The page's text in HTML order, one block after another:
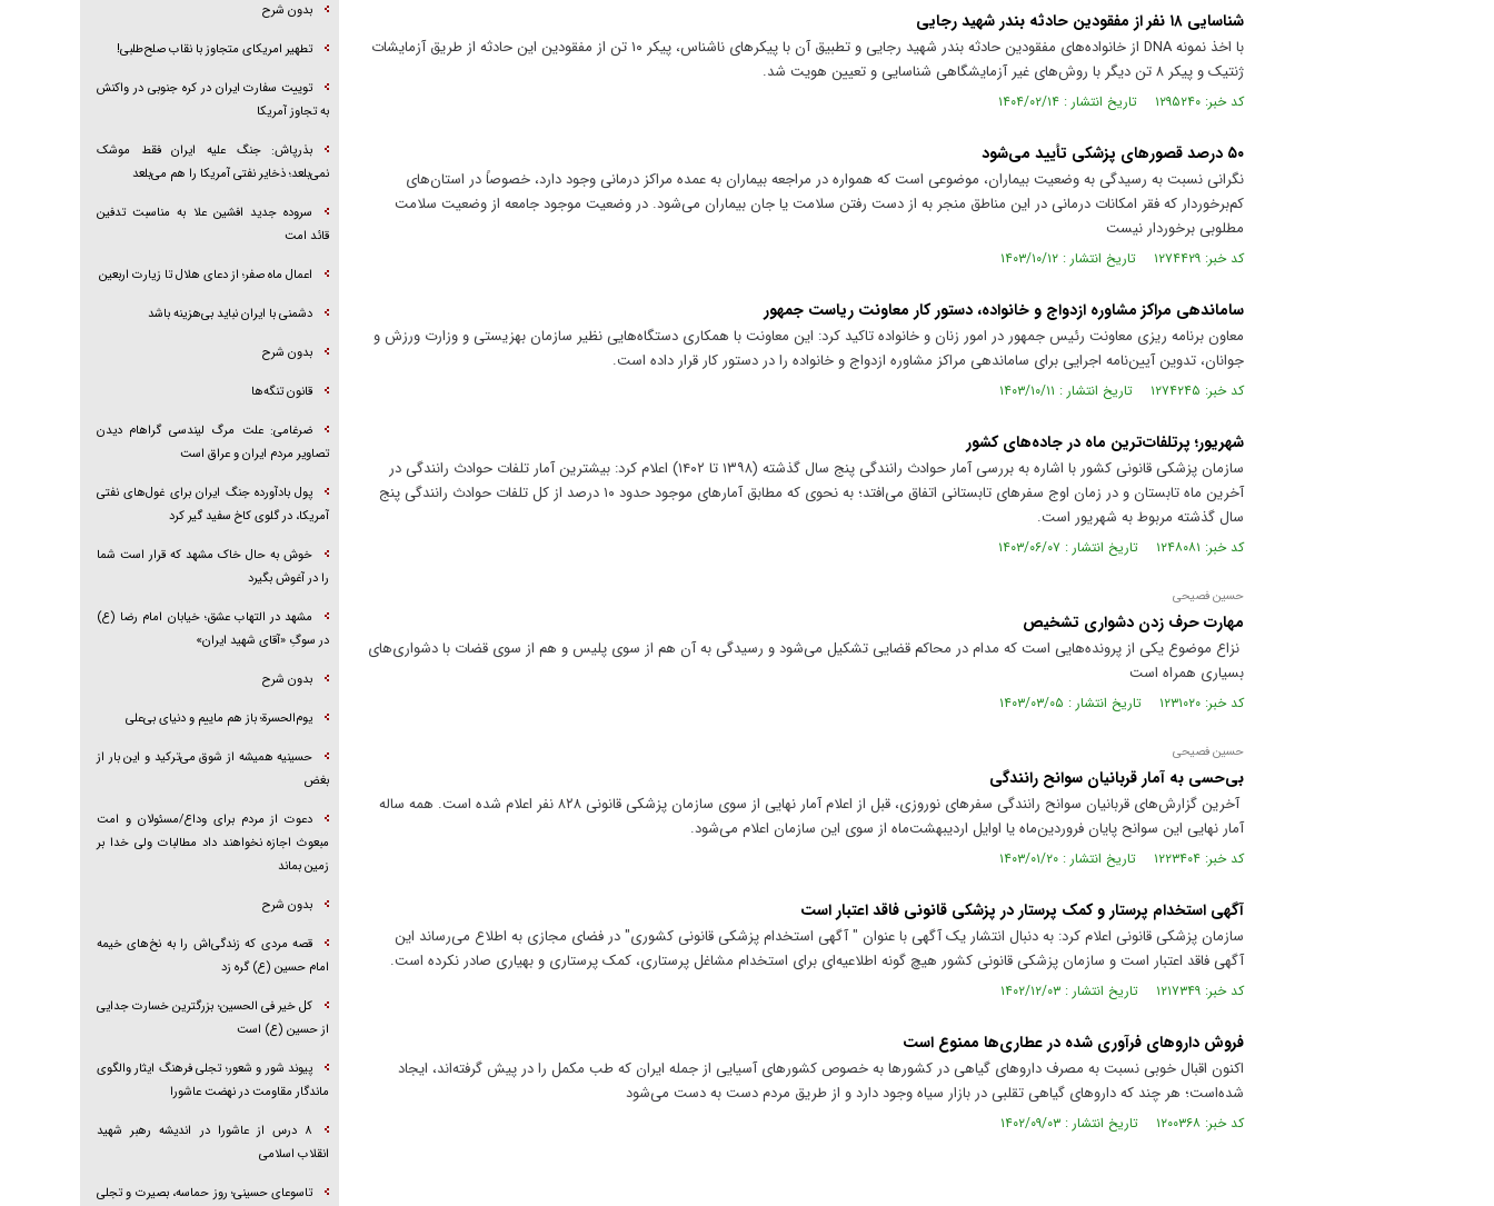
شناسایی ۱۸ نفر از مفقودین حادثه بندر شهید رجایی
با اخذ نمونه DNA از خانواده‌های مفقودین حادثه بندر شهید رجایی و تطبیق آن با پیکر‌های ناشناس، پیکر ۱۰ تن از مفقودین این حادثه از طریق آزمایشات
ژنتیک و پیکر ۸ تن دیگر با روش‌های غیر آزمایشگاهی شناسایی و تعیین هویت شد.
کد خبر: ۱۲۹۵۲۴۰ تاریخ انتشار : ۱۴۰۴/۰۲/۱۴
۵۰ درصد قصور‌های پزشکی تأیید می‌شود
نگرانی نسبت به رسیدگی به وضعیت بیماران، موضوعی است که همواره در مراجعه بیماران به عمده مراکز درمانی وجود دارد، خصوصاً در استان‌های
کم‌برخوردار که فقر امکانات درمانی در این مناطق منجر به از دست رفتن سلامت یا جان بیماران می‌شود. در وضعیت موجود جامعه از وضعیت سلامت
مطلوبی برخوردار نیست
کد خبر: ۱۲۷۴۴۲۹ تاریخ انتشار : ۱۴۰۳/۱۰/۱۲
ساماندهی مراکز مشاوره ازدواج و خانواده، دستور کار معاونت ریاست جمهور
معاون برنامه ریزی معاونت رئیس جمهور در امور زنان و خانواده تاکید کرد: این معاونت با همکاری دستگاه‌هایی نظیر سازمان بهزیستی و وزارت ورزش و
جوانان، تدوین آیین‌نامه اجرایی برای ساماندهی مراکز مشاوره ازدواج و خانواده را در دستور کار قرار داده است.
کد خبر: ۱۲۷۴۲۴۵ تاریخ انتشار : ۱۴۰۳/۱۰/۱۱
شهریور؛ پرتلفات‌ترین ماه در جاده‌های کشور
سازمان پزشکی قانونی کشور با اشاره به بررسی آمار حوادث رانندگی پنج سال گذشته (۱۳۹۸ تا ۱۴۰۲) اعلام کرد: بیشترین آمار تلفات حوادث رانندگی در
آخرین ماه تابستان و در زمان اوج سفرهای تابستانی اتفاق می‌افتد؛ به نحوی که مطابق آمارهای موجود حدود ۱۰ درصد از کل تلفات حوادث رانندگی پنج
سال گذشته مربوط به شهریور است.
کد خبر: ۱۲۴۸۰۸۱ تاریخ انتشار : ۱۴۰۳/۰۶/۰۷
حسین فصیحی
مهارت حرف زدن دشواری تشخیص
نزاع موضوع یکی از پرونده‌هایی است که مدام در محاکم قضایی تشکیل می‌شود و رسیدگی به آن هم از سوی پلیس و هم از سوی قضات با دشواری‌های
بسیاری همراه است
کد خبر: ۱۲۳۱۰۲۰ تاریخ انتشار : ۱۴۰۳/۰۳/۰۵
حسین فصیحی
بی‌حسی به آمار قربانیان سوانح رانندگی
آخرین گزارش‌های قربانیان سوانح رانندگی سفر‌های نوروزی، قبل از اعلام آمار نهایی از سوی سازمان پزشکی قانونی ۸۲۸ نفر اعلام شده است. همه ساله
آمار نهایی این سوانح پایان فروردین‌ماه یا اوایل اردیبهشت‌ماه از سوی این سازمان اعلام می‌شود.
کد خبر: ۱۲۲۳۴۰۴ تاریخ انتشار : ۱۴۰۳/۰۱/۲۰
آگهی استخدام پرستار و کمک پرستار در پزشکی قانونی فاقد اعتبار است
سازمان پزشکی قانونی اعلام کرد: به دنبال انتشار یک آگهی با عنوان " آگهی استخدام پزشکی قانونی کشوری" در فضای مجازی به اطلاع می‌رساند این
آگهی فاقد اعتبار است و سازمان پزشکی قانونی کشور هیچ گونه اطلاعیه‌ای برای استخدام مشاغل پرستاری، کمک پرستاری و بهیاری صادر نکرده است.
کد خبر: ۱۲۱۷۳۴۹ تاریخ انتشار : ۱۴۰۲/۱۲/۰۳
فروش دارو‌های فرآوری شده در عطاری‌ها ممنوع است
اکنون اقبال خوبی نسبت به مصرف دارو‌های گیاهی در کشور‌ها به خصوص کشور‌های آسیایی از جمله ایران که طب مکمل را در پیش گرفته‌اند، ایجاد
شده‌است؛ هر چند که دارو‌های گیاهی تقلبی در بازار سیاه وجود دارد و از طریق مردم دست به دست می‌شود
کد خبر: ۱۲۰۰۳۶۸ تاریخ انتشار : ۱۴۰۲/۰۹/۰۳
بدون شرح
تطهیر امریکای متجاوز با نقاب صلح‌طلبی!
توییت سفارت ایران در کره جنوبی در واکنش
به تجاوز آمریکا
بذرپاش: ‏جنگ علیه ایران فقط موشک
نمی‌بلعد؛ ذخایر نفتی آمریکا را هم می‌بلعد
سروده جدید افشین علا به مناسبت تدفین
قائد امت
اعمال ماه صفر؛ از دعای هلال تا زیارت اربعین
دشمنی با ایران نباید بی‌هزینه باشد
بدون شرح
قانون تنگه‌ها
ضرغامی: علت مرگ لیندسی گراهام دیدن
تصاویر مردم ایران و عراق است
پول بادآورده جنگ ایران برای غول‌های نفتی
آمریکا، در گلوی کاخ سفید گیر کرد
خوش به حال خاک مشهد که قرار است شما
را در آغوش بگیرد
مشهد در التهاب عشق؛ خیابان امام رضا (ع)
در سوگِ «آقای شهید ایران»
بدون شرح
یوم‌الحسرة؛ باز هم ماییم و دنیای بی‌علی
حسینیه همیشه از شوق می‌ترکید و این بار از
بغض
دعوت از مردم برای وداع/مسئولان و امت
مبعوث اجازه نخواهند داد مطالبات ولی خدا بر
زمین بماند
بدون شرح
قصه مردی که زندگی‌اش را به نخ‌های خیمه
امام حسین (ع) گره زد
کل خیر فی الحسین؛ بزرگترین خسارت جدایی
از حسین (ع) است
پیوند شور و شعور؛ تجلی فرهنگ ایثار والگوی
ماندگار مقاومت در نهضت عاشورا
۸ درس از عاشورا در اندیشه رهبر شهید
انقلاب اسلامی
تاسوعای حسینی؛ روز حماسه، بصیرت و تجلی